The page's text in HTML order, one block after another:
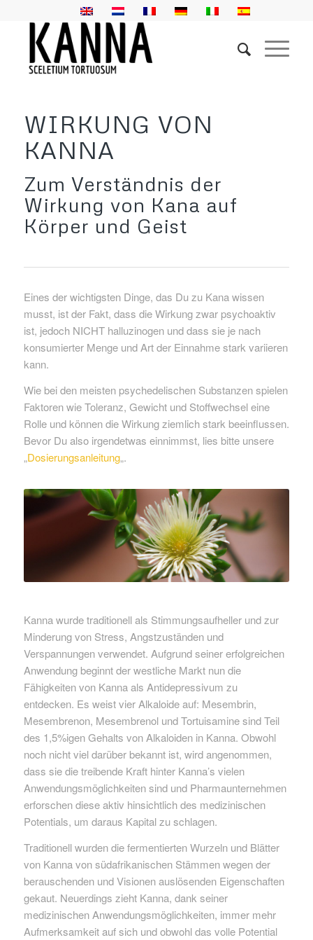
WIRKUNG VON
KANNA
Zum Verständnis der
Wirkung von Kana auf
Körper und Geist
Eines der wichtigsten Dinge, das Du zu Kana wissen
musst, ist der Fakt, dass die Wirkung zwar psychoaktiv
ist, jedoch NICHT halluzinogen und dass sie je nach
konsumierter Menge und Art der Einnahme stark variieren
kann.
Wie bei den meisten psychedelischen Substanzen spielen
Faktoren wie Toleranz, Gewicht und Stoffwechsel eine
Rolle und können die Wirkung ziemlich stark beeinflussen.
Bevor Du also irgendetwas einnimmst, lies bitte unsere
„Dosierungsanleitung„.
Kanna wurde traditionell als Stimmungsaufheller und zur
Minderung von Stress, Angstzuständen und
Verspannungen verwendet. Aufgrund seiner erfolgreichen
Anwendung beginnt der westliche Markt nun die
Fähigkeiten von Kanna als Antidepressivum zu
entdecken. Es weist vier Alkaloide auf: Mesembrin,
Mesembrenon, Mesembrenol und Tortuisamine sind Teil
des 1,5%igen Gehalts von Alkaloiden in Kanna. Obwohl
noch nicht viel darüber bekannt ist, wird angenommen,
dass sie die treibende Kraft hinter Kanna’s vielen
Anwendungsmöglichkeiten sind und Pharmaunternehmen
erforschen diese aktiv hinsichtlich des medizinischen
Potentials, um daraus Kapital zu schlagen.
Traditionell wurden die fermentierten Wurzeln und Blätter
von Kanna von südafrikanischen Stämmen wegen der
berauschenden und Visionen auslösenden Eigenschaften
gekaut. Neuerdings zieht Kanna, dank seiner
medizinischen Anwendungsmöglichkeiten, immer mehr
Aufmerksamkeit auf sich und obwohl das volle Potential